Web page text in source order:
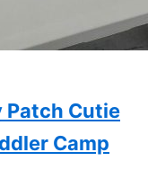
Patch Cutie
Camp